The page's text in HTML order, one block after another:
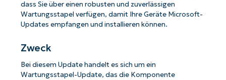
dass Sie über einen robusten und zuverlässigen
Wartungsstapel verfügen, damit Ihre Geräte Microsoft-
Updates empfangen und installieren können.
Zweck
Bei diesem Update handelt es sich um ein
Wartungsstapel-Update, das die Komponente